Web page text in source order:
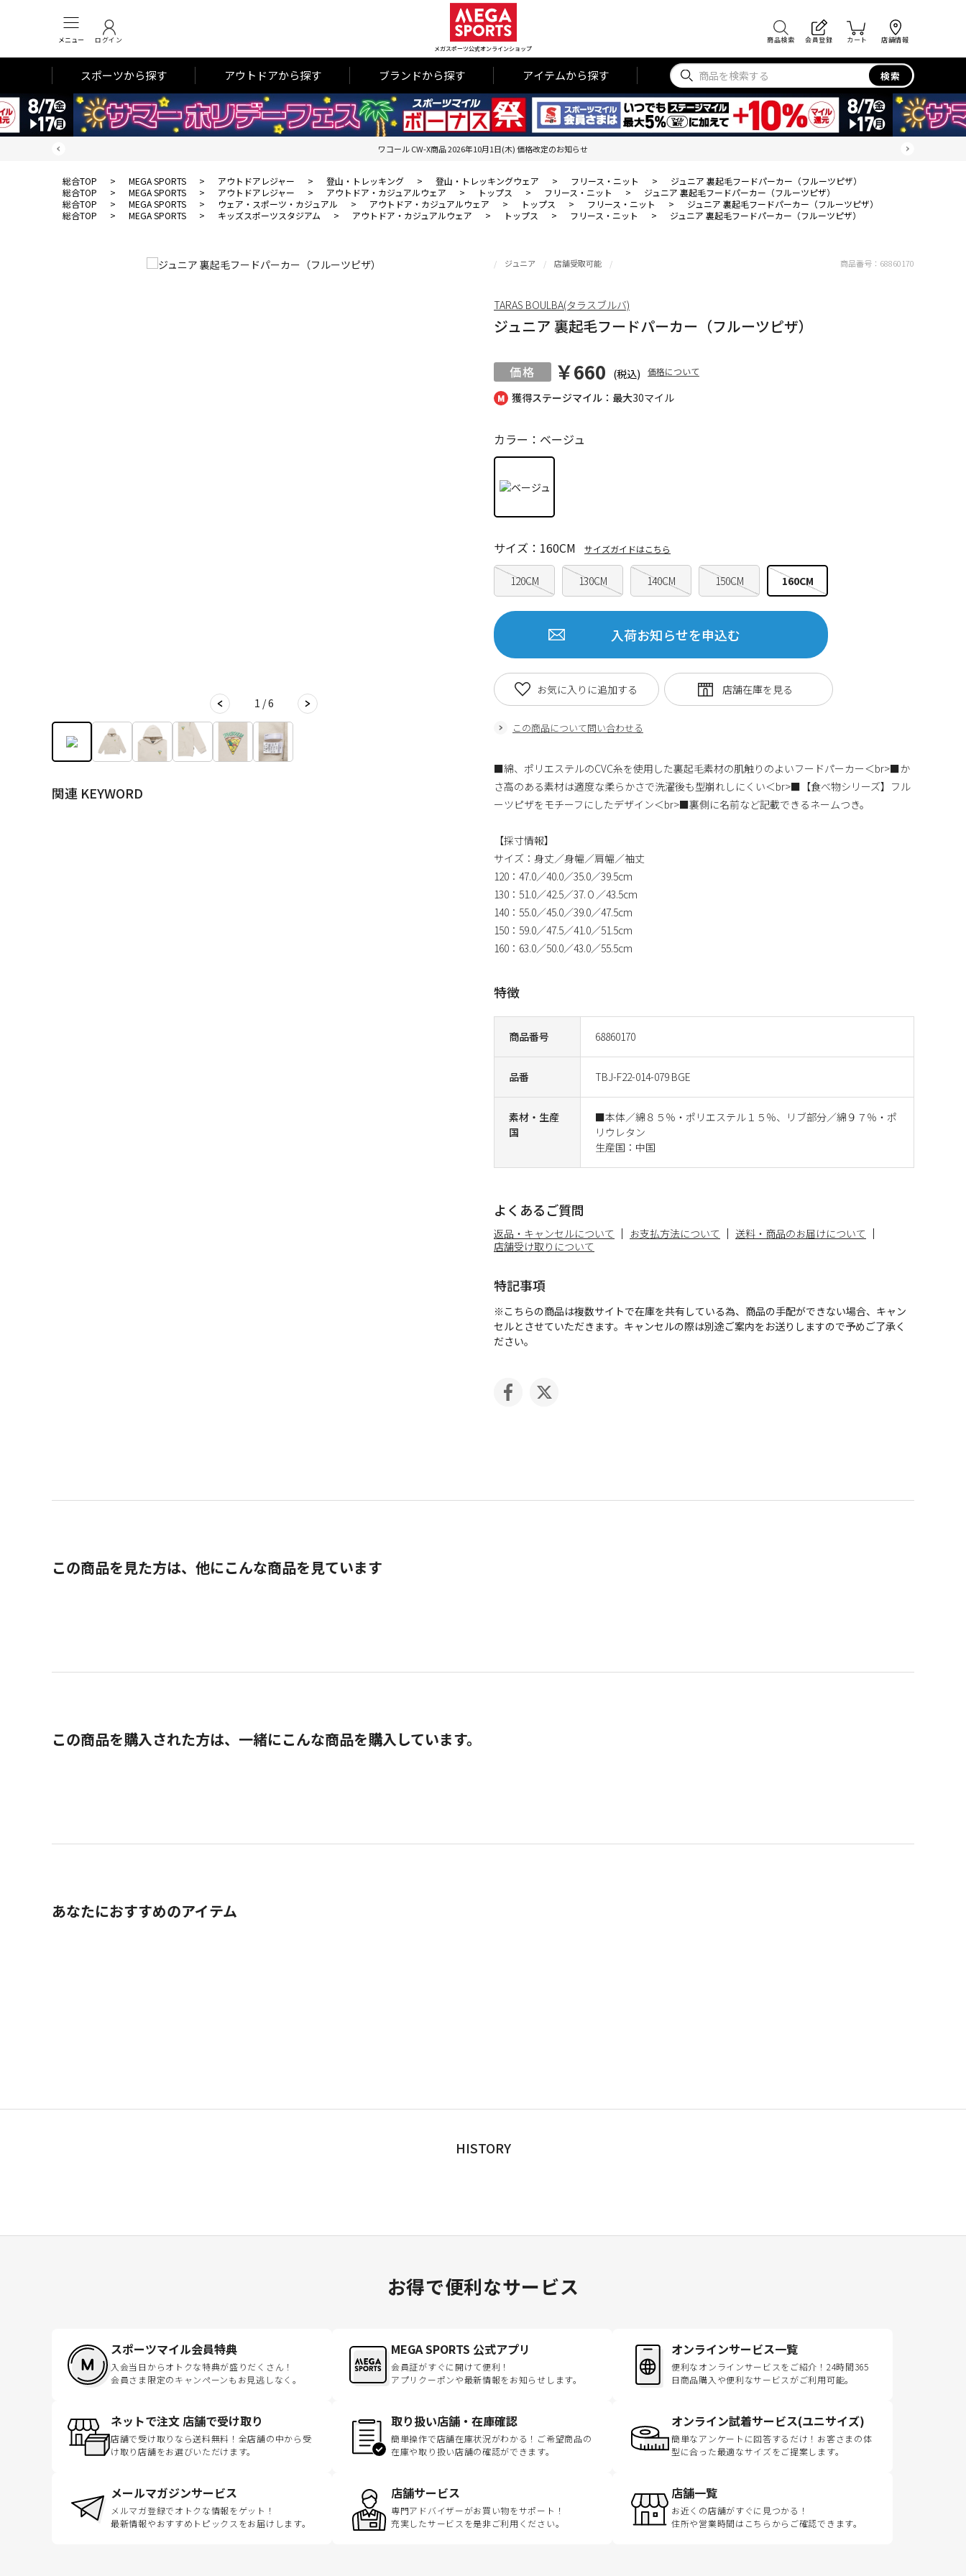
メニュー ログイン
メガスポーツ公式オンラインショップ
商品検索 会員登録 カート 店舗情報
スポーツから探す アウトドアから探す ブランドから探す アイテムから探す 検索
ワコール CW-X商品 2026年10月1日(木) 価格改定のお知らせ
総合TOP > MEGA SPORTS > アウトドアレジャー > 登山・トレッキング > 登山・トレッキングウェア > フリース・ニット >
ジュニア 裏起毛フードパーカー（フルーツピザ）
総合TOP
> MEGA SPORTS > アウトドアレジャー > アウトドア・カジュアルウェア > トップス > フリース・ニット >
ジュニア 裏起毛フードパーカー（フルーツピザ）
総合TOP
> MEGA SPORTS > ウェア・スポーツ・カジュアル > アウトドア・カジュアルウェア > トップス > フリース・ニット >
ジュニア 裏起毛フードパーカー（フルーツピザ）
総合TOP
> MEGA SPORTS > キッズスポーツスタジアム > アウトドア・カジュアルウェア > トップス > フリース・ニット > ジュニア 裏起毛フードパーカー（フルーツピザ）
1 / 6
関連 KEYWORD
獲得ステージマイル：最大30マイル
ジュニア 店舗受取可能
ジュニア 裏起毛フードパーカー（フルーツピザ）
￥660 (税込) 価格について
商品番号 68860170
品番 TBJ-F22-014-079 BGE
素材・生産
国
■本体／綿８５％・ポリエステル１５％、リブ部分／綿９７％・ポ
リウレタン
生産国：中国
カラー：ベージュ
120CM 130CM 140CM 150CM 160CM
サイズ：160CM サイズガイドはこちら
入荷お知らせを申込む
この商品について問い合わせる
お気に入りに追加する
商品番号： 68860170
TARAS BOULBA(タラスブルバ)
■綿、ポリエステルのCVC糸を使用した裏起毛素材の肌触りのよいフードパーカー＜br>■か
さ高のある素材は適度な柔らかさで洗濯後も型崩れしにくい＜br>■【食べ物シリーズ】フル
ーツピザをモチーフにしたデザイン＜br>■裏側に名前など記載できるネームつき。
【採寸情報】
サイズ：身丈／身幅／肩幅／袖丈
120：47.0／40.0／35.0／39.5cm
130：51.0／42.5／37.０／43.5cm
140：55.0／45.0／39.0／47.5cm
150：59.0／47.5／41.0／51.5cm
160：63.0／50.0／43.0／55.5cm
特徴
よくあるご質問
返品・キャンセルについて お支払方法について
送料・商品のお届けについて
店舗受け取りについて
特記事項
※こちらの商品は複数サイトで在庫を共有している為、商品の手配ができない場合、キャン
セルとさせていただきます。キャンセルの際は別途ご案内をお送りしますので予めご了承く
ださい。
この商品を見た方は、他にこんな商品を見ています
この商品を購入された方は、一緒にこんな商品を購入しています。
あなたにおすすめのアイテム
HISTORY
お得で便利なサービス
スポーツマイル会員特典
入会当日からオトクな特典が盛りだくさん！
会員さま限定のキャンペーンもお見逃しなく。
MEGA SPORTS 公式アプリ
会員証がすぐに開けて便利！
アプリクーポンや最新情報をお知らせします。
オンラインサービス一覧
便利なオンラインサービスをご紹介！24時間365
日商品購入や便利なサービスがご利用可能。
ネットで注文 店舗で受け取り
店舗で受け取りなら送料無料！全店舗の中から受
け取り店舗をお選びいただけます。
取り扱い店舗・在庫確認
簡単操作で店舗在庫状況がわかる！ご希望商品の
在庫や取り扱い店舗の確認ができます。
オンライン試着サービス(ユニサイズ)
簡単なアンケートに回答するだけ！お客さまの体
型に合った最適なサイズをご提案します。
メールマガジンサービス
メルマガ登録でオトクな情報をゲット！
最新情報やおすすめトピックスをお届けします。
店舗サービス
専門アドバイザーがお買い物をサポート！
充実したサービスを是非ご利用ください。
店舗一覧
お近くの店舗がすぐに見つかる！
住所や営業時間はこちらからご確認できます。